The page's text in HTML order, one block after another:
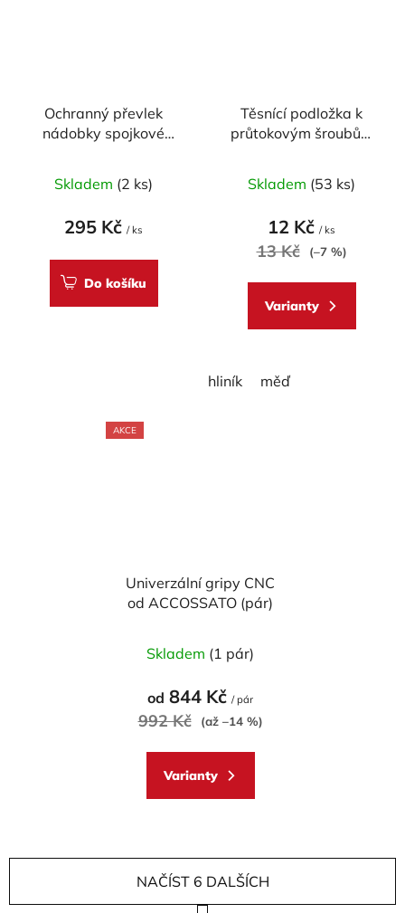
Ochranný převlek
nádobky spojkové
Skladem (2 ks)
295 Kč / ks
Do košíku
Těsnící podložka k
průtokovým šroubům
Skladem (53 ks)
12 Kč / ks
13 Kč (–7 %)
Varianty
hliník měď
AKCE
Univerzální gripy CNC
od ACCOSSATO (pár)
Skladem (1 pár)
od 844 Kč / pár
992 Kč (až –14 %)
Varianty
NAČÍST 6 DALŠÍCH